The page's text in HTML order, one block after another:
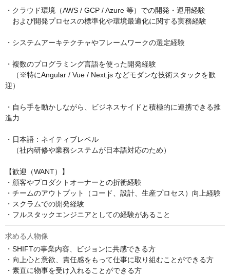
・クラウド環境（AWS / GCP / Azure 等）での開発・運用経験
および開発プロセスの標準化や環境最適化に関する実務経験
・システムアーキテクチャやフレームワークの選定経験
・複数のプログラミング言語を使った開発経験
（※特にAngular / Vue / Next.js などモダンな技術スタックを歓
迎）
・自ら手を動かしながら、ビジネスサイドと積極的に連携できる推
進力
・日本語：ネイティブレベル
（社内研修や業務システムが日本語対応のため）
【歓迎（WANT）】
・顧客やプロダクトオーナーとの折衝経験
・チームのアウトプット（コード、設計、生産プロセス）向上経験
・スクラムでの開発経験
・フルスタックエンジニアとしての経験があること
求める人物像
・SHIFTの事業内容、ビジョンに共感できる方
・向上心と意欲、責任感をもって仕事に取り組むことができる方
・素直に物事を受け入れることができる方